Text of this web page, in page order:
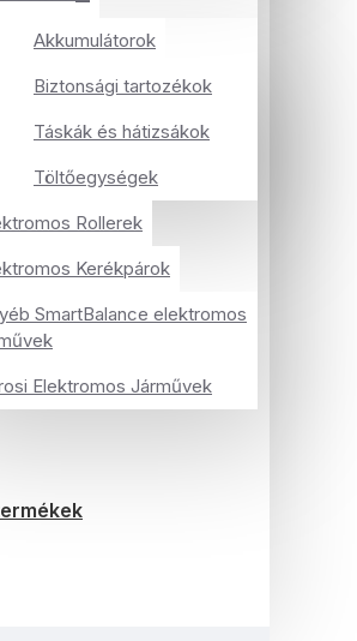
Akkumulátorok
Biztonsági tartozékok
Táskák és hátizsákok
Töltőegységek
Rollerek
Kerékpárok
SmartBalance elektromos
Elektromos Járművek